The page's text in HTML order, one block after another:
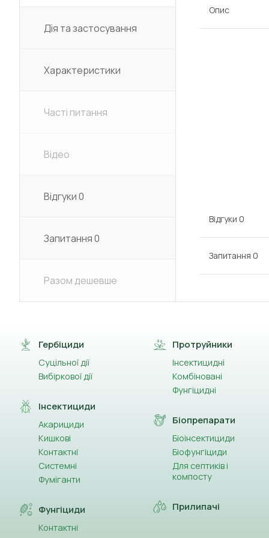
Дія та застосування
Характеристики
Часті питання
Відео
Відгуки0
Запитання0
Разом дешевше
Опис
Відгуки 0
Запитання 0
Гербіциди
Суцільної дії
Вибіркової дії
Інсектициди
Акарициди
Кишкові
Контактні
Системні
Фуміганти
Фунгіциди
Контактні
Протруйники
Інсектицидні
Комбіновані
Фунгіцидні
Біопрепарати
Біоінсектициди
Біофунгіциди
Для септиків і
компосту
Прилипачі